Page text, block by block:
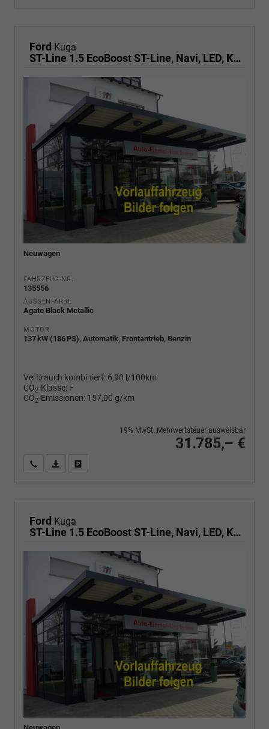
Ford Kuga
ST-Line 1.5 EcoBoost ST-Line, Navi, LED, Kamera, Winter, FS beheizbar
Neuwagen
FAHRZEUG-NR.
135556
AUSSENFARBE
Agate Black Metallic
MOTOR
137 kW (186 PS), Automatik, Frontantrieb, Benzin
Verbrauch kombiniert: 6,90 l/100km
CO2-Klasse: F
CO2-Emissionen: 157,00 g/km
31.785,– €
19% MwSt. Mehrwertsteuer ausweisbar
Wir rufen Sie anPDF-Fahrzeugexposé drucken
Ford Kuga
ST-Line 1.5 EcoBoost ST-Line, Navi, LED, Kamera, Winter, FS beheizbar